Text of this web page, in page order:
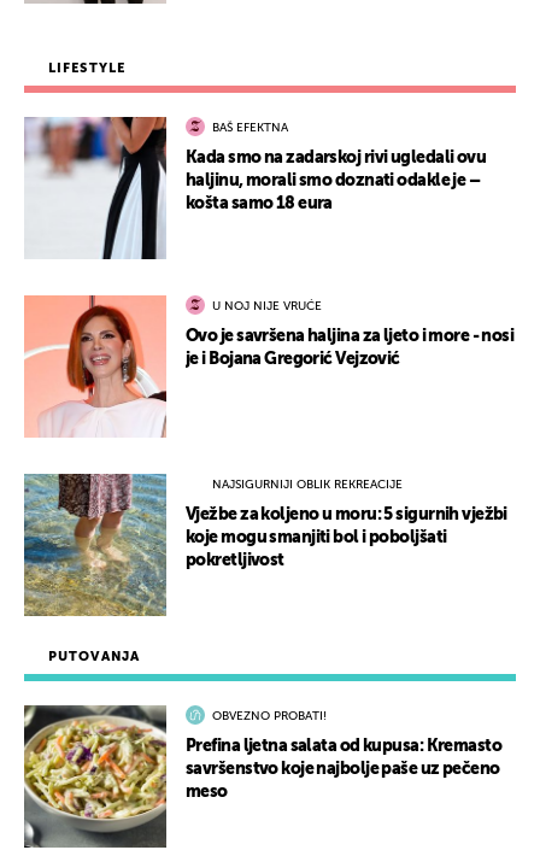
PUTOVANJA
OBVEZNO PROBATI!
Prefina ljetna salata od kupusa: Kremasto
savršenstvo koje najbolje paše uz pečeno
meso
LIFESTYLE
BAŠ EFEKTNA
Kada smo na zadarskoj rivi ugledali ovu
haljinu, morali smo doznati odakle je –
košta samo 18 eura
U NOJ NIJE VRUĆE
Ovo je savršena haljina za ljeto i more - nosi
je i Bojana Gregorić Vejzović
NAJSIGURNIJI OBLIK REKREACIJE
Vježbe za koljeno u moru: 5 sigurnih vježbi
koje mogu smanjiti bol i poboljšati
pokretljivost